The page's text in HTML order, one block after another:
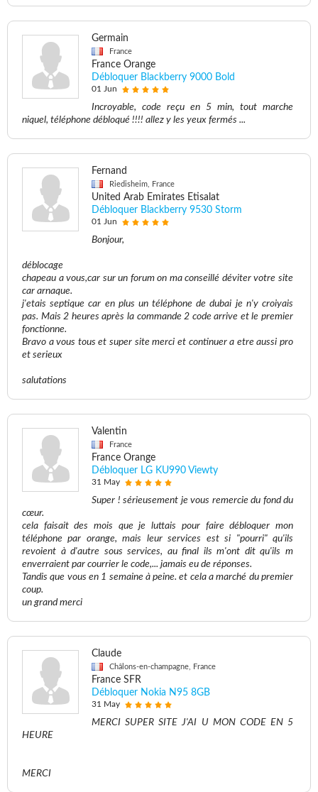
Germain
France
France Orange
Débloquer Blackberry 9000 Bold
01 Jun
Incroyable, code reçu en 5 min, tout marche
niquel, téléphone débloqué !!!! allez y les yeux fermés ...
Fernand
Riedisheim, France
United Arab Emirates Etisalat
Débloquer Blackberry 9530 Storm
01 Jun
Bonjour,
déblocage
chapeau a vous,car sur un forum on ma conseillé déviter votre site
car arnaque.
j'etais septique car en plus un téléphone de dubai je n'y croiyais
pas. Mais 2 heures après la commande 2 code arrive et le premier
fonctionne.
Bravo a vous tous et super site merci et continuer a etre aussi pro
et serieux
salutations
Valentin
France
France Orange
Débloquer LG KU990 Viewty
31 May
Super ! sérieusement je vous remercie du fond du
cœur.
cela faisait des mois que je luttais pour faire débloquer mon
téléphone par orange, mais leur services est si "pourri" qu'ils
revoient à d'autre sous services, au final ils m'ont dit qu'ils m
enverraient par courrier le code,... jamais eu de réponses.
Tandis que vous en 1 semaine à peine. et cela a marché du premier
coup.
un grand merci
Claude
Châlons-en-champagne, France
France SFR
Débloquer Nokia N95 8GB
31 May
MERCI SUPER SITE J'AI U MON CODE EN 5
HEURE
MERCI